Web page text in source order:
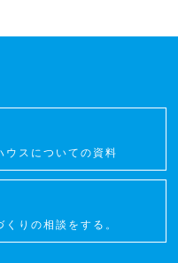
ウスについての資料
りの相談をする。